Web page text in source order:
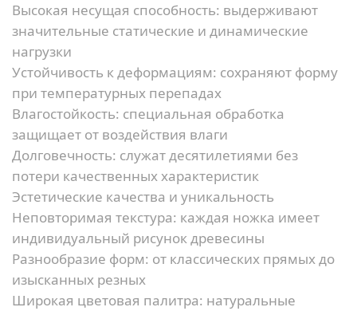
Высокая несущая способность: выдерживают
значительные статические и динамические
нагрузки
Устойчивость к деформациям: сохраняют форму
при температурных перепадах
Влагостойкость: специальная обработка
защищает от воздействия влаги
Долговечность: служат десятилетиями без
потери качественных характеристик
Эстетические качества и уникальность
Неповторимая текстура: каждая ножка имеет
индивидуальный рисунок древесины
Разнообразие форм: от классических прямых до
изысканных резных
Широкая цветовая палитра: натуральные